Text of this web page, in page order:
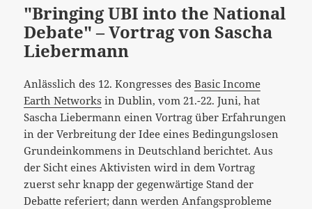
"Bringing UBI into the National
Debate" – Vortrag von Sascha
Liebermann
Anlässlich des 12. Kongresses desBasic Income
Earth Networks in Dublin, vom 21.-22. Juni, hat
Sascha Liebermann einen Vortrag über Erfahrungen
in der Verbreitung der Idee eines Bedingungslosen
Grundeinkommens in Deutschland berichtet. Aus
der Sicht eines Aktivisten wird in dem Vortrag
zuerst sehr knapp der gegenwärtige Stand der
Debatte referiert; dann werden Anfangsprobleme